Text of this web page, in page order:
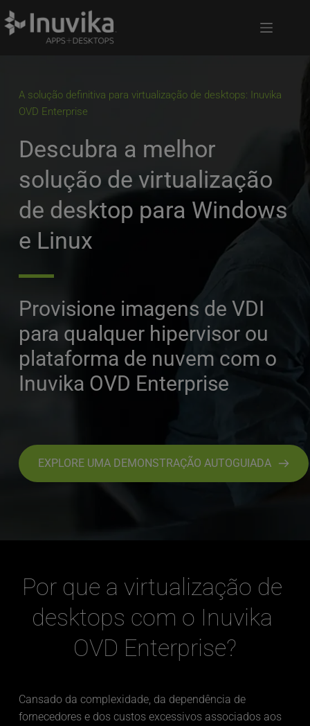
A solução definitiva para virtualização de desktops: Inuvika
OVD Enterprise
Descubra a melhor
solução de virtualização
de desktop para Windows
e Linux
Provisione imagens de VDI
para qualquer hipervisor ou
plataforma de nuvem com o
Inuvika OVD Enterprise
EXPLORE UMA DEMONSTRAÇÃO AUTOGUIADA
Por que a virtualização de
desktops com o Inuvika
OVD Enterprise?
Cansado da complexidade, da dependência de
fornecedores e dos custos excessivos associados aos